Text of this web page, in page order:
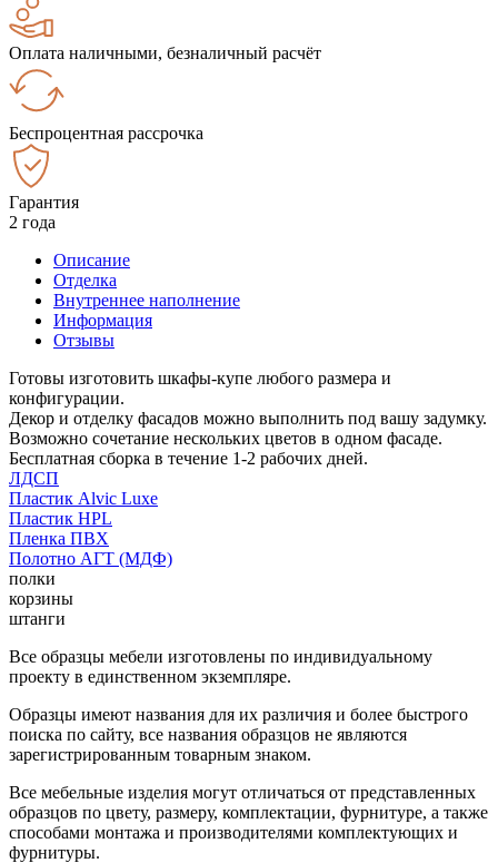
Оплата наличными, безналичный расчёт
Беспроцентная рассрочка
Гарантия
2 года
Описание
Отделка
Внутреннее наполнение
Информация
Отзывы
Готовы изготовить шкафы-купе любого размера и
конфигурации.
Декор и отделку фасадов можно выполнить под вашу задумку.
Возможно сочетание нескольких цветов в одном фасаде.
Бесплатная сборка в течение 1-2 рабочих дней.
ЛДСП
Пластик Alvic Luxe
Пластик HPL
Пленка ПВХ
Полотно АГТ (МДФ)
полки
корзины
штанги
Все образцы мебели изготовлены по индивидуальному
проекту в единственном экземпляре.
Образцы имеют названия для их различия и более быстрого
поиска по сайту, все названия образцов не являются
зарегистрированным товарным знаком.
Все мебельные изделия могут отличаться от представленных
образцов по цвету, размеру, комплектации, фурнитуре, а также
способами монтажа и производителями комплектующих и
фурнитуры.